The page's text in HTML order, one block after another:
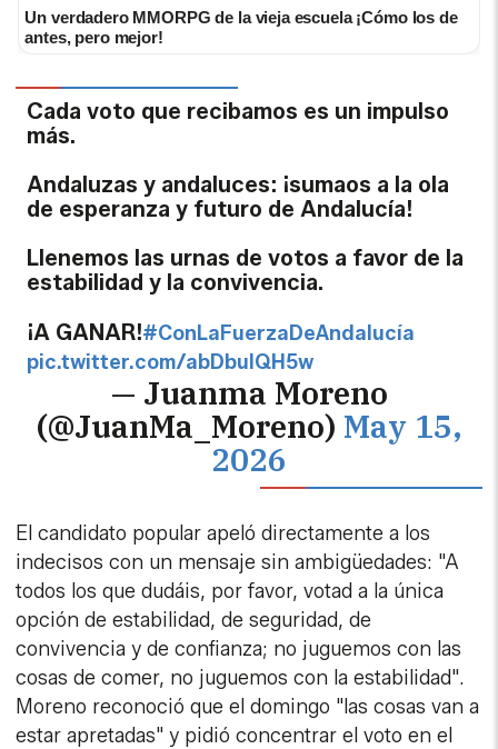
Un verdadero MMORPG de la vieja escuela ¡Cómo los de
antes, pero mejor!
Cada voto que recibamos es un impulso
más.
Andaluzas y andaluces: ¡sumaos a la ola
de esperanza y futuro de Andalucía!
Llenemos las urnas de votos a favor de la
estabilidad y la convivencia.
¡A GANAR!#ConLaFuerzaDeAndalucía
pic.twitter.com/abDbulQH5w
— Juanma Moreno
(@JuanMa_Moreno) May 15,
2026
El candidato popular apeló directamente a los
indecisos con un mensaje sin ambigüedades: "A
todos los que dudáis, por favor, votad a la única
opción de estabilidad, de seguridad, de
convivencia y de confianza; no juguemos con las
cosas de comer, no juguemos con la estabilidad".
Moreno reconoció que el domingo "las cosas van a
estar apretadas" y pidió concentrar el voto en el